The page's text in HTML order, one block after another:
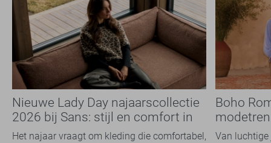
Nieuwe Lady Day najaarscollectie
2026 bij Sans: stijl en comfort in
travelkwaliteit
Het najaar vraagt om kleding die comfortabel,
Boho
overal
Van luchtige